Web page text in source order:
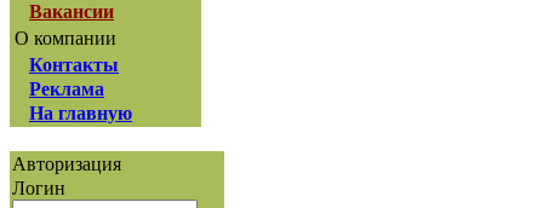
Вакансии
О компании
Контакты
Реклама
На главную
Авторизация
Логин